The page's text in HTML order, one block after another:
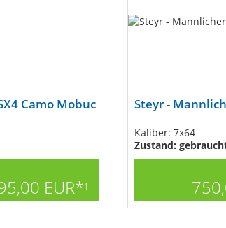
Camo Mobuc
EUR*1
Steyr -
Kaliber: 7x64
Zustand: